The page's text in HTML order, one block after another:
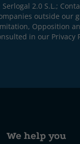
2.0 S.L.;
outside our
Opposition
in our Privacy
We help you